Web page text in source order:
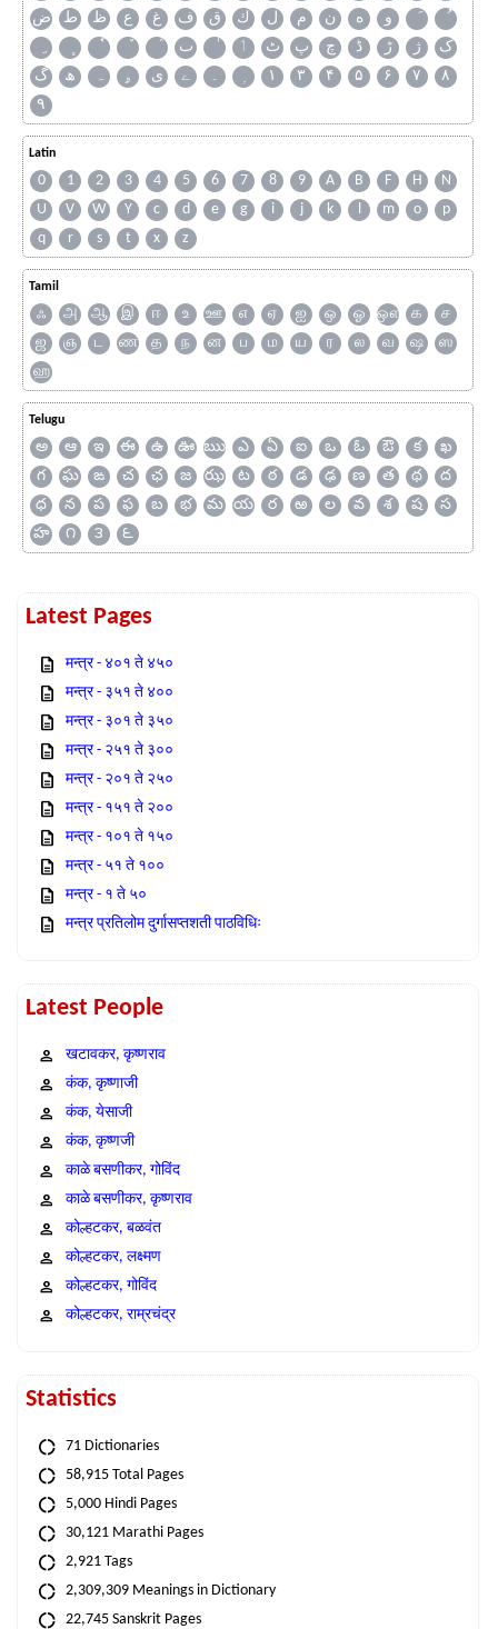
ض
ط ظ ع غ ف ق ك ل م ن ه
و
ٮ
ٲ ٹ پ چ ڈ ڑ ژ
ک
گ
ھ ہ ۄ ی ے ۔ ۱ ۳ ۴ ۵ ۶ ۷
۸
۹
Latin
0 1 2 3 4 5 6 7 8 9 A B F H
N
U
V W Y c d e g i j k l m o
p
q
r s t x z
Tamil
ஃ அ ஆ இ ஈ உ ஊ எ ஏ ஐ ஒ ஓ ஔ க
ச
ஜ
ஞ ட ண த ந ன ப ம ய ர ல வ ஷ
ஸ
ஹ
Telugu
అ ఆ ఇ ఈ ఉ ఊ ఋ ఎ ఏ ఐ ఒ ఓ ఔ క
ఖ
గ
ఘ ఙ చ ఛ జ ఝ ట ఠ డ ఢ ణ త థ
ద
ధ
న ప ఫ బ భ మ య ర ఱ ల వ శ ష
స
హ
౧ ౩ ౬
Latest Pages
मन्त्र - ४०१ ते ४५०
मन्त्र - ३५१ ते ४००
मन्त्र - ३०१ ते ३५०
मन्त्र - २५१ ते ३००
मन्त्र - २०१ ते २५०
मन्त्र - १५१ ते २००
मन्त्र - १०१ ते १५०
मन्त्र - ५१ ते १००
मन्त्र - १ ते ५०
मन्त्र प्रतिलोम दुर्गासप्तशती पाठविधिः
Latest People
खटावकर, कृष्णराव
कंक, कृष्णाजी
कंक, येसाजी
कंक, कृष्णजी
काळे बसणीकर, गोविंद
काळे बसणीकर, कृष्णराव
कोल्हटकर, बळवंत
कोल्हटकर, लक्ष्मण
कोल्हटकर, गोविंद
कोल्हटकर, राम्रचंद्र
Statistics
71 Dictionaries
58,915 Total Pages
5,000 Hindi Pages
30,121 Marathi Pages
2,921 Tags
2,309,309 Meanings in Dictionary
22,745 Sanskrit Pages